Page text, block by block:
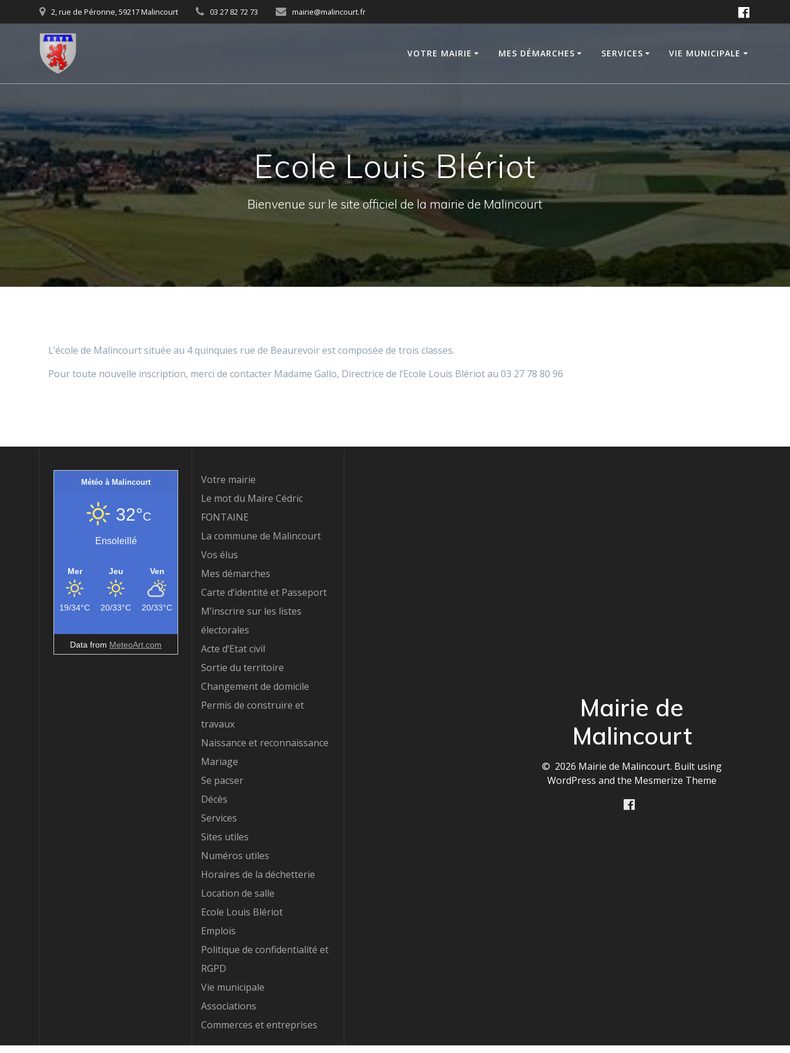
to
2, rue de Péronne, 59217 Malincourt 03 27 82 72 73 mairie@malincourt.fr
VOTRE MAIRIE MES DÉMARCHES SERVICES VIE MUNICIPALE
Ecole Louis Blériot
Bienvenue sur le site officiel de la mairie de Malincourt
L’école de Malincourt située au 4 quinquies rue de Beaurevoir est composée de trois classes.
Pour toute nouvelle inscription, merci de contacter Madame Gallo, Directrice de l’Ecole Louis Blériot au 03 27 78 80 96
Météo à Malincourt
32°C
Ensoleillé
Mer
19/34°C
Jeu
20/33°C
Ven
20/33°C
Data from MeteoArt.com
Votre mairie
Le mot du Maire Cédric
FONTAINE
La commune de Malincourt
Vos élus
Mes démarches
Carte d’identité et Passeport
M’inscrire sur les listes
électorales
Acte d’Etat civil
Sortie du territoire
Changement de domicile
Permis de construire et
travaux
Naissance et reconnaissance
Mariage
Se pacser
Décès
Services
Sites utiles
Numéros utiles
Horaires de la déchetterie
Location de salle
Ecole Louis Blériot
Emplois
Politique de confidentialité et
RGPD
Vie municipale
Associations
Commerces et entreprises
Mairie de
Malincourt
© 2026 Mairie de Malincourt. Built using
WordPress and the Mesmerize Theme